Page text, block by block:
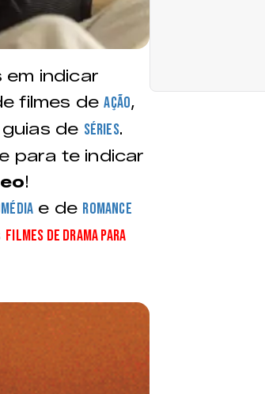
indicar
filmes deação,
de séries.
para te indicar
!
e de romance
filmes de drama para